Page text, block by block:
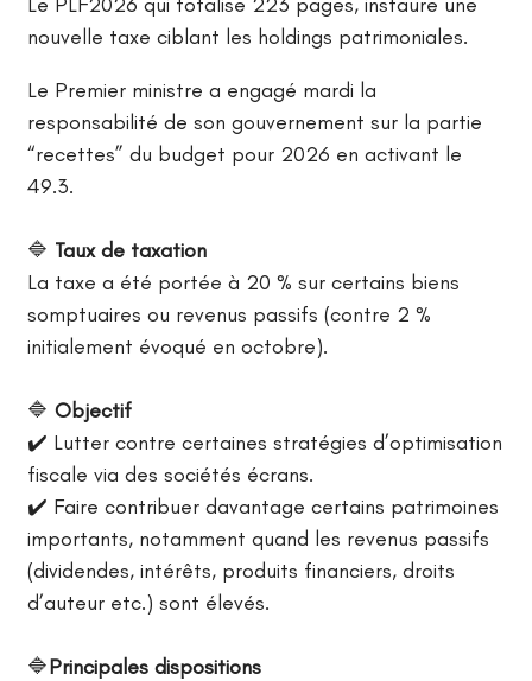
nouvelle taxe ciblant les holdings patrimoniales.
Le Premier ministre a engagé mardi la
responsabilité de son gouvernement sur la partie
“recettes” du budget pour 2026 en activant le
49.3.
🔷 Taux de taxation
La taxe a été portée à 20 % sur certains biens
somptuaires ou revenus passifs (contre 2 %
initialement évoqué en octobre).
🔷 Objectif
✔️ Lutter contre certaines stratégies d’optimisation
fiscale via des sociétés écrans.
✔️ Faire contribuer davantage certains patrimoines
importants, notamment quand les revenus passifs
(dividendes, intérêts, produits financiers, droits
d’auteur etc.) sont élevés.
🔷Principales dispositions